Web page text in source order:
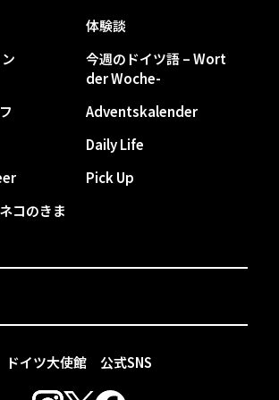
ドイツ大使館 公式SNS
体験談
今週のドイツ語 – Wort
der Woche-
Adventskalender
Daily Life
Pick Up
コのきま